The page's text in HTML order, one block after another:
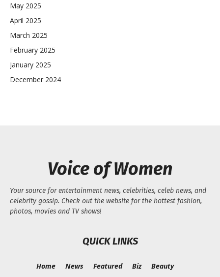
May 2025
April 2025
March 2025
February 2025
January 2025
December 2024
Voice of Women
Your source for entertainment news, celebrities, celeb news, and
celebrity gossip. Check out the website for the hottest fashion,
photos, movies and TV shows!
QUICK LINKS
Home News Featured Biz
Beauty